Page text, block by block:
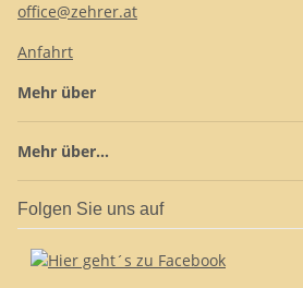
office@zehrer.at
Anfahrt
Mehr über
Mehr über...
Folgen Sie uns auf